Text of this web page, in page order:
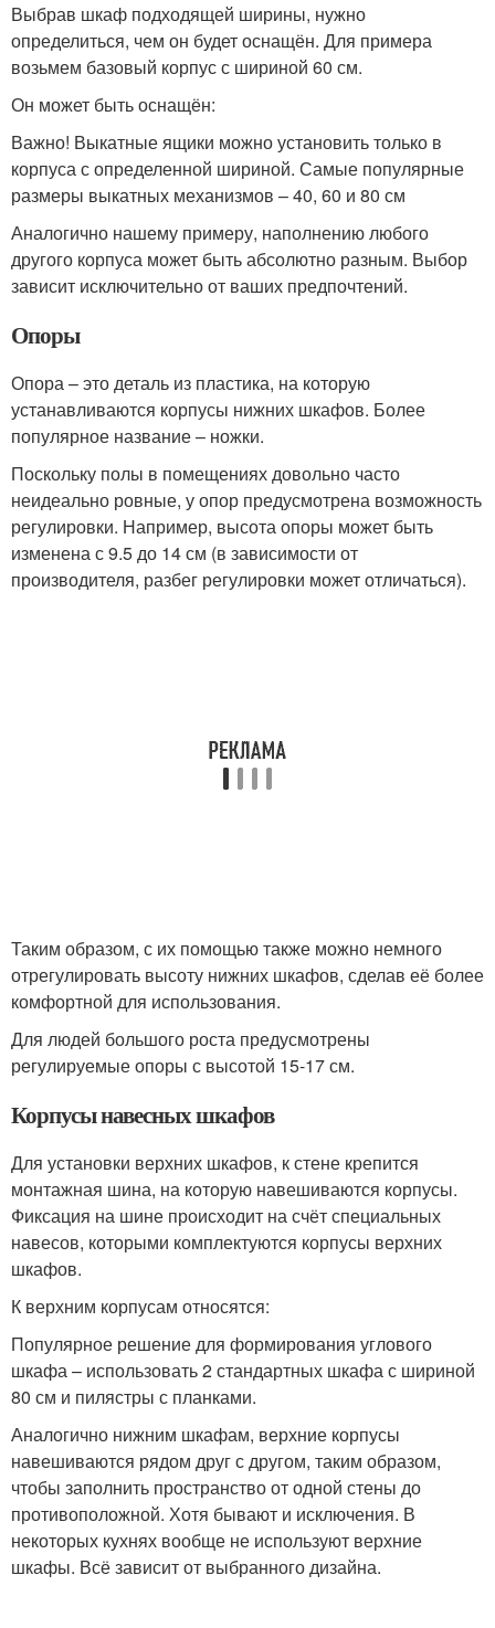
Выбрав шкаф подходящей ширины, нужно
определиться, чем он будет оснащён. Для примера
возьмем базовый корпус с шириной 60 см.
Он может быть оснащён:
Важно! Выкатные ящики можно установить только в
корпуса с определенной шириной. Самые популярные
размеры выкатных механизмов – 40, 60 и 80 см
Аналогично нашему примеру, наполнению любого
другого корпуса может быть абсолютно разным. Выбор
зависит исключительно от ваших предпочтений.
Опоры
Опора – это деталь из пластика, на которую
устанавливаются корпусы нижних шкафов. Более
популярное название – ножки.
Поскольку полы в помещениях довольно часто
неидеально ровные, у опор предусмотрена возможность
регулировки. Например, высота опоры может быть
изменена с 9.5 до 14 см (в зависимости от
производителя, разбег регулировки может отличаться).
Таким образом, с их помощью также можно немного
отрегулировать высоту нижних шкафов, сделав её более
комфортной для использования.
Для людей большого роста предусмотрены
регулируемые опоры с высотой 15-17 см.
Корпусы навесных шкафов
Для установки верхних шкафов, к стене крепится
монтажная шина, на которую навешиваются корпусы.
Фиксация на шине происходит на счёт специальных
навесов, которыми комплектуются корпусы верхних
шкафов.
К верхним корпусам относятся:
Популярное решение для формирования углового
шкафа – использовать 2 стандартных шкафа с шириной
80 см и пилястры с планками.
Аналогично нижним шкафам, верхние корпусы
навешиваются рядом друг с другом, таким образом,
чтобы заполнить пространство от одной стены до
противоположной. Хотя бывают и исключения. В
некоторых кухнях вообще не используют верхние
шкафы. Всё зависит от выбранного дизайна.